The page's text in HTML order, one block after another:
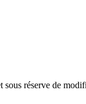
sous réserve de